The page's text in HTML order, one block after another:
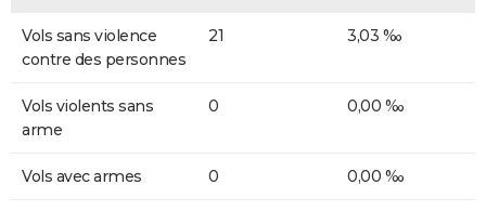
Vols sans violence
contre des personnes
21 3,03 ‰
Vols violents sans
arme
0 0,00 ‰
Vols avec armes 0 0,00 ‰